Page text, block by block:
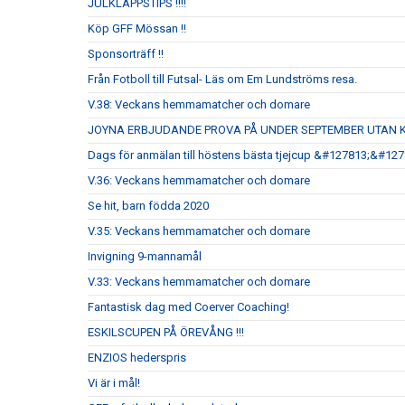
JULKLAPPSTIPS !!!!
Köp GFF Mössan !!
Sponsorträff !!
Från Fotboll till Futsal- Läs om Em Lundströms resa.
V.38: Veckans hemmamatcher och domare
JOYNA ERBJUDANDE PROVA PÅ UNDER SEPTEMBER UTAN
Dags för anmälan till höstens bästa tjejcup
V.36: Veckans hemmamatcher och domare
Se hit, barn födda 2020
V.35: Veckans hemmamatcher och domare
Invigning 9-mannamål
V.33: Veckans hemmamatcher och domare
Fantastisk dag med Coerver Coaching!
ESKILSCUPEN PÅ ÖREVÅNG !!!
ENZIOS hederspris
Vi är i mål!